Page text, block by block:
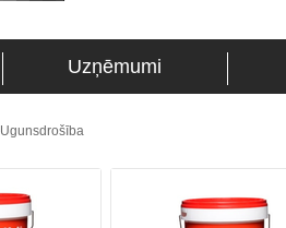
Uzņēmumi
Ugunsdrošība